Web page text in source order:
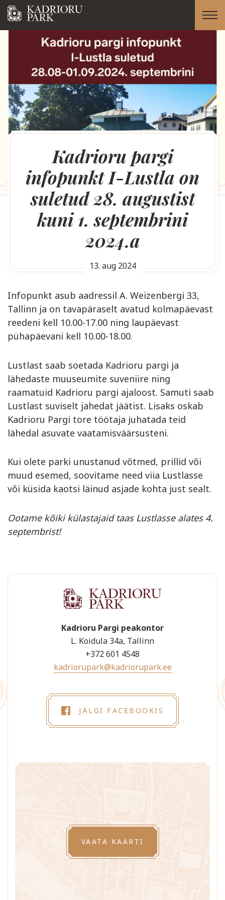
Kadrioru pargi
infopunkt I-Lustla on
suletud 28. augustist
kuni 1. septembrini
2024.a
13. aug 2024
Infopunkt asub aadressil A. Weizenbergi 33,
Tallinn ja on tavapäraselt avatud kolmapäevast
reedeni kell 10.00-17.00 ning laupäevast
pühapäevani kell 10.00-18.00.
Lustlast saab soetada Kadrioru pargi ja
lähedaste muuseumite suveniire ning
raamatuid Kadrioru pargi ajaloost. Samuti saab
Lustlast suviselt jahedat jäätist. Lisaks oskab
Kadrioru Pargi tore töötaja juhatada teid
lähedal asuvate vaatamisväärsusteni.
Kui olete parki unustanud võtmed, prillid või
muud esemed, soovitame need viia Lustlasse
või küsida kaotsi läinud asjade kohta just sealt.
Ootame kõiki külastajaid taas Lustlasse alates 4.
septembrist!
Kadrioru Pargi peakontor
L. Koidula 34a, Tallinn
+372 601 4548
kadriorupark@kadriorupark.ee
JÄLGI FACEBOOKIS
VAATA KAARTI